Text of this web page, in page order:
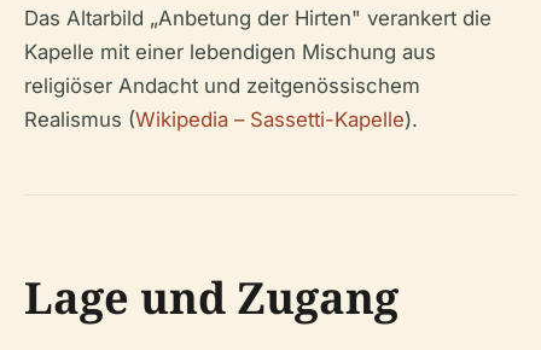
Das Altarbild „Anbetung der Hirten" verankert die
Kapelle mit einer lebendigen Mischung aus
religiöser Andacht und zeitgenössischem
Realismus (Wikipedia – Sassetti-Kapelle).
Lage und Zugang